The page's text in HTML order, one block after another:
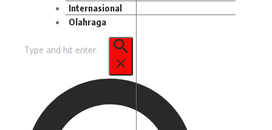
Internasional
Olahraga
untuk: